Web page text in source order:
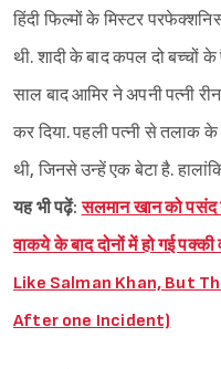
हिंदी फिल्मों के मिस्टर
थी. शादी के बाद कपल दो बच्चों
साल बाद आमिर ने अपनी पत्नी
कर दिया. पहली पत्नी से तलाक के
थी, जिनसे उन्हें एक बेटा है.
यह भी पढ़ें:सलमान खान को पसंद
वाकये के बाद दोनों में हो गई
Like Salman Khan, But
After one Incident)